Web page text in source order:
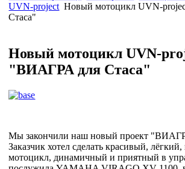
UVN-project Новый мотоцикл UVN-
Стаса"
Новый мотоцикл UVN-
"ВИАГРА для Стаса"
Мы закончили наш новый проект
Заказчик хотел сделать красивый,
мотоцикл, динамичный и приятный в